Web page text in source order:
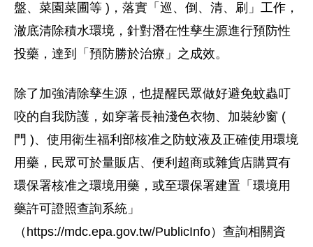
盤、菜園菜圃等 )，落實「巡、倒、清、刷」工作，
澈底清除積水環境，針對潛在性孳生源進行預防性
投藥，達到「預防勝於治療」之成效。
除了加強清除孳生源，也提醒民眾做好避免蚊蟲叮
咬的自我防護，如穿著長袖淺色衣物、加裝紗窗 (
門 )、使用衛生福利部核准之防蚊液及正確使用環境
用藥，民眾可於量販店、便利超商或雜貨店購買有
環保署核准之環境用藥，或至環保署建置「環境用
藥許可證照查詢系統」
（https://mdc.epa.gov.tw/PublicInfo）查詢相關資